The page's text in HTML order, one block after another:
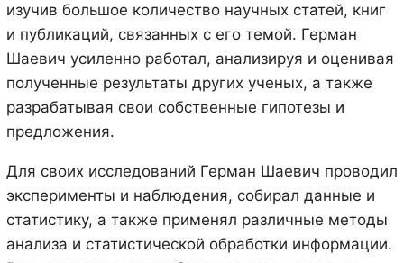
изучив большое количество научных статей, книг
и публикаций, связанных с его темой. Герман
Шаевич усиленно работал, анализируя и оценивая
полученные результаты других ученых, а также
разрабатывая свои собственные гипотезы и
предложения.
Для своих исследований Герман Шаевич проводил
эксперименты и наблюдения, собирал данные и
статистику, а также применял различные методы
анализа и статистической обработки информации.